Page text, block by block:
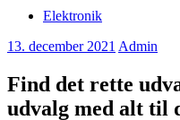
Elektronik
13. december 2021 Admin
Find det rette
udvalg med alt til